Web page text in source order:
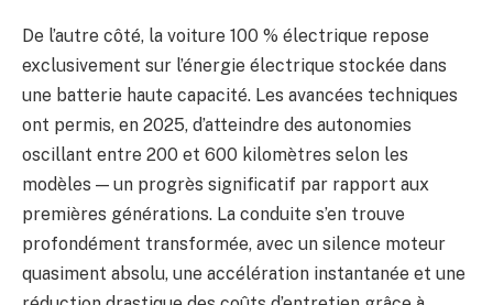
De l’autre côté, la voiture 100 % électrique repose
exclusivement sur l’énergie électrique stockée dans
une batterie haute capacité. Les avancées techniques
ont permis, en 2025, d’atteindre des autonomies
oscillant entre 200 et 600 kilomètres selon les
modèles — un progrès significatif par rapport aux
premières générations. La conduite s’en trouve
profondément transformée, avec un silence moteur
quasiment absolu, une accélération instantanée et une